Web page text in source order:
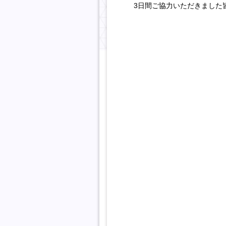
3日間ご協力いただきました